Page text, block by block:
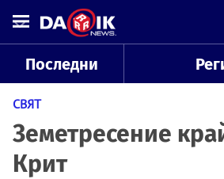
Последни
СВЯТ
Земетресение
Крит